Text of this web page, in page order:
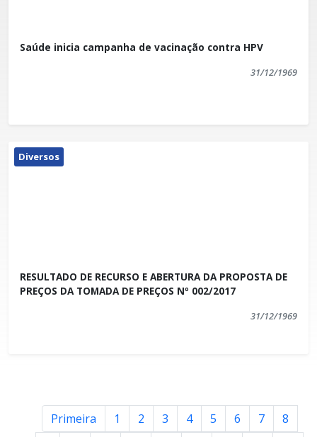
Saúde inicia campanha de vacinação contra HPV
31/12/1969
Diversos
RESULTADO DE RECURSO E ABERTURA DA PROPOSTA DE
PREÇOS DA TOMADA DE PREÇOS Nº 002/2017
31/12/1969
Primeira 1 2 3 4 5 6 7
8